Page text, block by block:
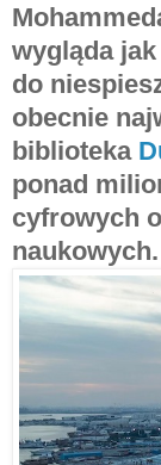
wygląda
do
obecnie
biblioteka
ponad
cyfrowych
naukowych.